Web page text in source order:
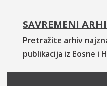
SAVREMENI
Pretražite arhiv
publikacija iz Bosne i